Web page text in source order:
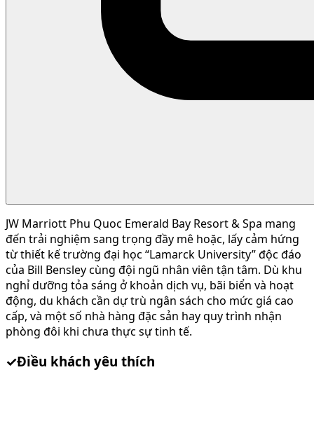
JW Marriott Phu Quoc Emerald Bay Resort & Spa mang
đến trải nghiệm sang trọng đầy mê hoặc, lấy cảm hứng
từ thiết kế trường đại học “Lamarck University” độc đáo
của Bill Bensley cùng đội ngũ nhân viên tận tâm. Dù khu
nghỉ dưỡng tỏa sáng ở khoản dịch vụ, bãi biển và hoạt
động, du khách cần dự trù ngân sách cho mức giá cao
cấp, và một số nhà hàng đặc sản hay quy trình nhận
phòng đôi khi chưa thực sự tinh tế.
✓Điều khách yêu thích